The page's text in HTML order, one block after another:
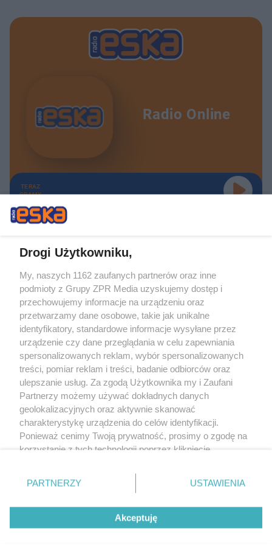
Radio Online
TERAZ
GRAMY
Żaden utwór zamieszczony w serwisie nie może być powielany i
rozpowszechniany lub dalej rozpowszechniany w jakikolwiek sposób (w
tym także elektroniczny lub mechaniczny) na jakimkolwiek polu
eksploatacji w jakiejkolwiek formie, włącznie z umieszczaniem w Internecie
bez pisemnej zgody właściciela praw. Jakiekolwiek użycie lub
wykorzystanie utworów w całości lub w części z naruszeniem prawa, tzn.
bez właściwej zgody, jest zabronione pod groźbą kary i może być ścigane
prawnie.
O nas
Drogi Użytkowniku,
My, naszych 1162 zaufanych partnerów oraz inne
podmioty z Grupy ZPR Media uzyskujemy dostęp i
przechowujemy informacje na urządzeniu oraz
przetwarzamy dane osobowe, takie jak unikalne
identyfikatory, standardowe informacje wysyłane przez
urządzenie czy dane przeglądania w celu zapewniania
spersonalizowanych reklam, wybór spersonalizowanych
treści, pomiar reklam i treści, badanie odbiorców oraz
ulepszanie usług. Za zgodą Użytkownika my i Zaufani
Partnerzy możemy używać dokładnych danych
geolokalizacyjnych oraz aktywnie skanować
charakterystykę urządzenia do celów identyfikacji.
Ponieważ cenimy Twoją prywatność, prosimy o zgodę na
korzystanie z tych technologii poprzez kliknięcie
zmienić/wycofać klikając przycisk ustawień prywatności
znajdujący się w lewym dolnym rogu strony
rodzaje przetwarzania danych nie wymagają zgody
użytkownika, ale masz prawo sprzeciwić się takiemu
przetwarzaniu. Preferencje będą miały zastosowanie tylko
PARTNERZY USTAWIENIA
Akceptuję